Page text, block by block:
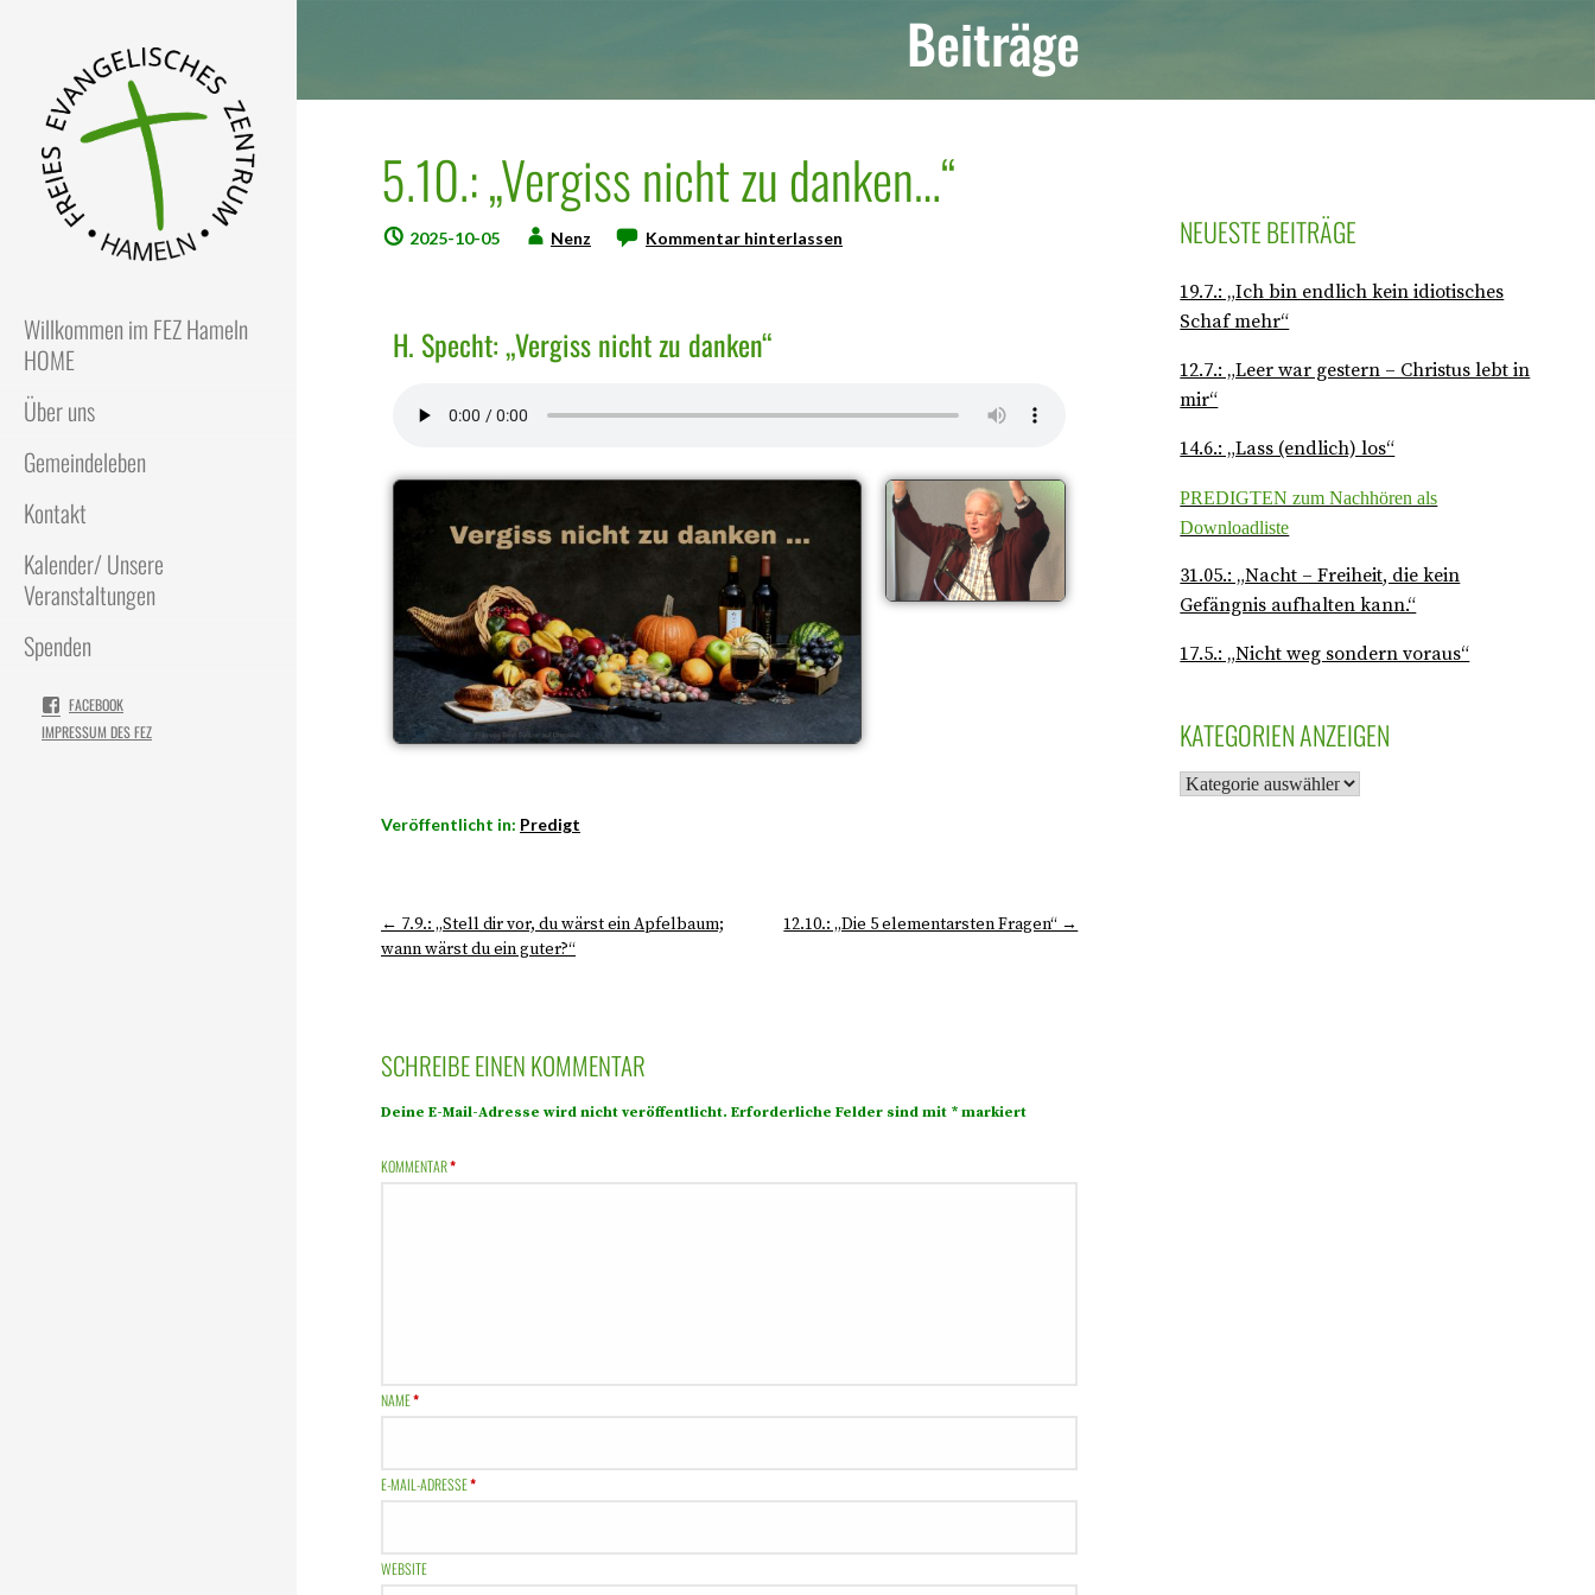
Willkommen im FEZ Hameln
HOME
Über uns
Gemeindeleben
Kontakt
Kalender/ Unsere
Veranstaltungen
Spenden
FACEBOOK
IMPRESSUM DES FEZ
Beiträge
5.10.: „Vergiss nicht zu danken…“
2025-10-05 Nenz Kommentar hinterlassen
H. Specht: „Vergiss nicht zu danken“
Veröffentlicht in: Predigt
← 7.9.: „Stell dir vor, du wärst ein Apfelbaum;
wann wärst du ein guter?“
12.10.: „Die 5 elementarsten Fragen“ →
SCHREIBE EINEN KOMMENTAR
Deine E-Mail-Adresse wird nicht veröffentlicht. Erforderliche Felder sind mit * markiert
KOMMENTAR*
NAME*
E-MAIL-ADRESSE*
WEBSITE
NEUESTE BEITRÄGE
19.7.: „Ich bin endlich kein idiotisches
Schaf mehr“
12.7.: „Leer war gestern – Christus lebt in
mir“
14.6.: „Lass (endlich) los“
PREDIGTEN zum Nachhören als
Downloadliste
31.05.: „Nacht – Freiheit, die kein
Gefängnis aufhalten kann.“
17.5.: „Nicht weg sondern voraus“
KATEGORIEN ANZEIGEN